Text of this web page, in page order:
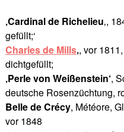
‚Cardinal de Richelieu‚,
gefüllt;‘
Charles de Mills‚, vor
dichtgefüllt;
‚Perle von Weißenstein‘,
deutsche Rosenzüchtung,
Belle de Crécy, Météore,
vor 1848